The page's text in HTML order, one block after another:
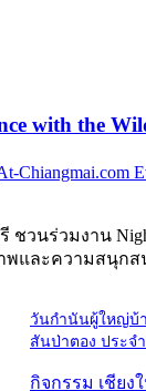
with the
Chiangmai.com
วนร่วมงาน
พและความสนุก
วันกำนันผู้ใหญ่บ้
สันป่าตอง ประจำ
กิจกรรม เชียง